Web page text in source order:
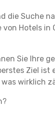
die
Hotels in
Sie Ihre
Ziel
wirklich